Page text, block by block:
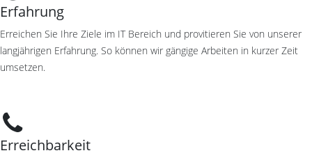
Erfahrung
Erreichen Sie Ihre Ziele im IT Bereich und provitieren Sie von unserer
langjährigen Erfahrung. So können wir gängige Arbeiten in kurzer Zeit
umsetzen.
Erreichbarkeit